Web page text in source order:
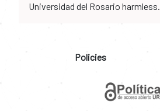
Universidad del Rosario harmless.
Policies